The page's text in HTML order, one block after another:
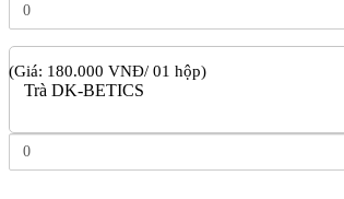
(Giá: 180.000 VNĐ/ 01 hộp)
Trà DK-BETICS